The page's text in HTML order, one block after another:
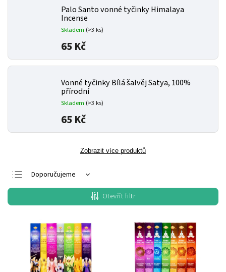
Palo Santo vonné tyčinky Himalaya
Incense
Skladem (>3 ks)
65 Kč
Vonné tyčinky Bílá šalvějSatya, 100%
přírodní
Skladem (>3 ks)
65 Kč
Zobrazit více produktů
Doporučujeme
Nejlevnější
Nejdražší
Nejprodávanější
Abecedně
Otevřít filtr